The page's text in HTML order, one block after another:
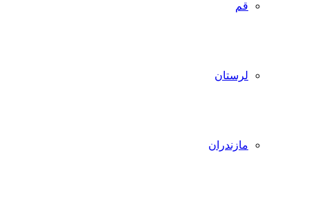
قم
لرستان
مازندران